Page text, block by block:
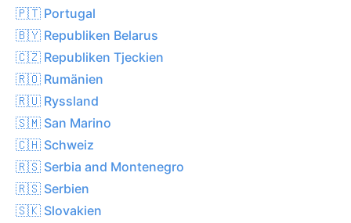
🇵🇹 Portugal
🇧🇾 Republiken Belarus
🇨🇿 Republiken Tjeckien
🇷🇴 Rumänien
🇷🇺 Ryssland
🇸🇲 San Marino
🇨🇭 Schweiz
🇷🇸 Serbia and Montenegro
🇷🇸 Serbien
🇸🇰 Slovakien